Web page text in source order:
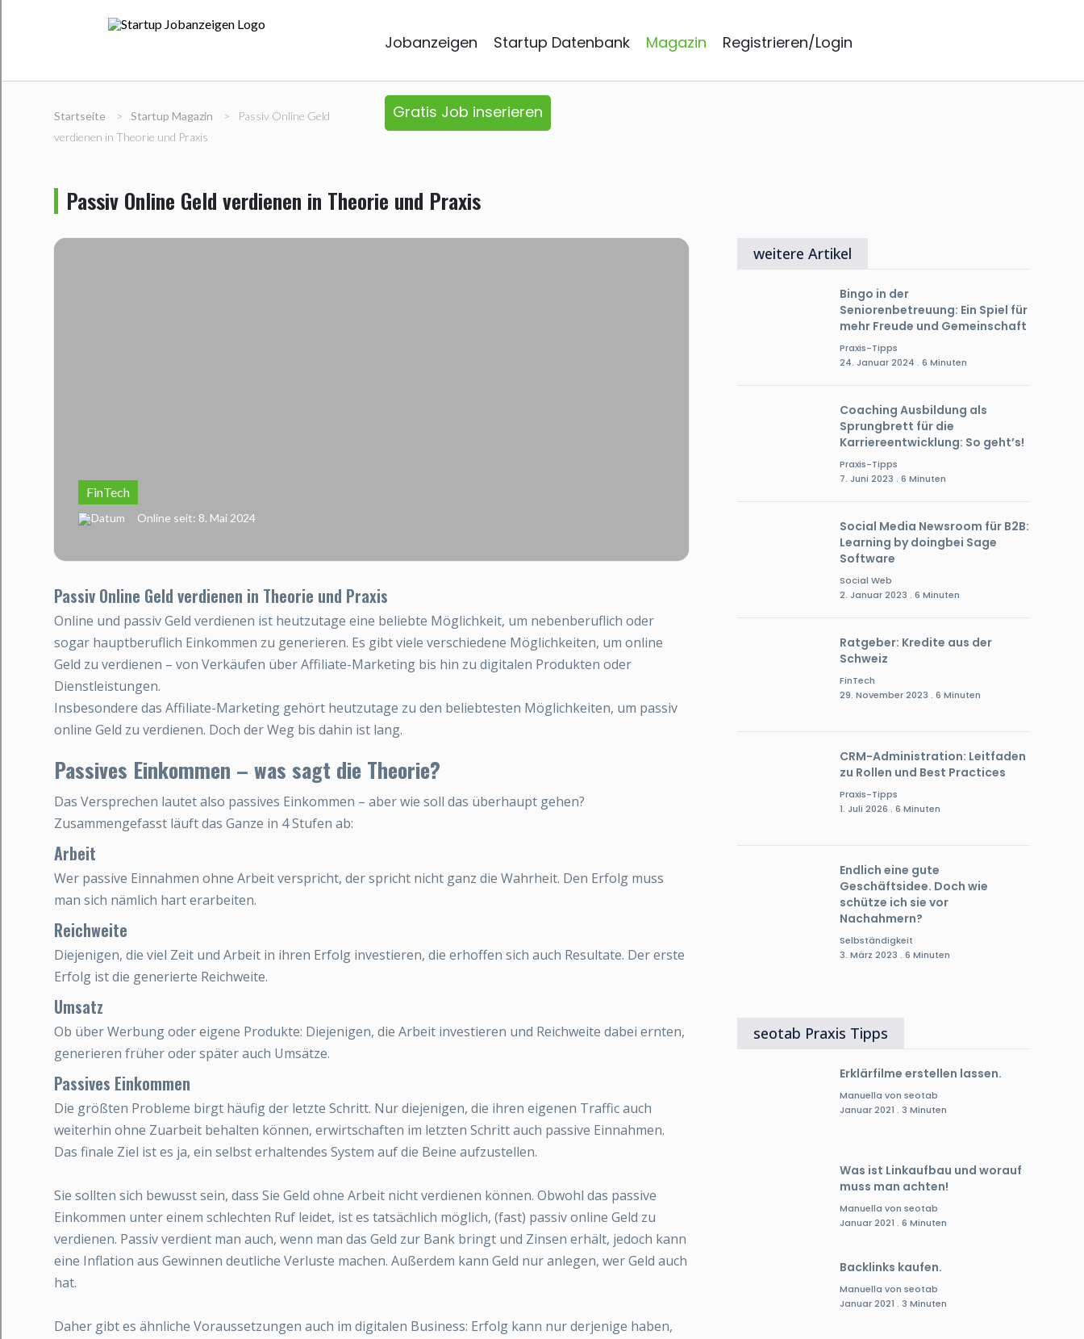
Jobanzeigen Startup Datenbank Magazin Registrieren/Login
Gratis Job inserieren
Startseite > Startup Magazin >
Passiv Online Geld
verdienen in Theorie und Praxis
Passiv Online Geld verdienen in Theorie und Praxis
FinTech
Online seit: 8. Mai 2024
Passiv Online Geld verdienen in Theorie und Praxis
Online und passiv Geld verdienen ist heutzutage eine beliebte Möglichkeit, um nebenberuflich oder
sogar hauptberuflich Einkommen zu generieren. Es gibt viele verschiedene Möglichkeiten, um online
Geld zu verdienen – von Verkäufen über Affiliate-Marketing bis hin zu digitalen Produkten oder
Dienstleistungen.
Insbesondere das Affiliate-Marketing gehört heutzutage zu den beliebtesten Möglichkeiten, um passiv
online Geld zu verdienen. Doch der Weg bis dahin ist lang.
Passives Einkommen – was sagt die Theorie?
Das Versprechen lautet also passives Einkommen – aber wie soll das überhaupt gehen?
Zusammengefasst läuft das Ganze in 4 Stufen ab:
Arbeit
Wer passive Einnahmen ohne Arbeit verspricht, der spricht nicht ganz die Wahrheit. Den Erfolg muss
man sich nämlich hart erarbeiten.
Reichweite
Diejenigen, die viel Zeit und Arbeit in ihren Erfolg investieren, die erhoffen sich auch Resultate. Der erste
Erfolg ist die generierte Reichweite.
Umsatz
Ob über Werbung oder eigene Produkte: Diejenigen, die Arbeit investieren und Reichweite dabei ernten,
generieren früher oder später auch Umsätze.
Passives Einkommen
Die größten Probleme birgt häufig der letzte Schritt. Nur diejenigen, die ihren eigenen Traffic auch
weiterhin ohne Zuarbeit behalten können, erwirtschaften im letzten Schritt auch passive Einnahmen.
Das finale Ziel ist es ja, ein selbst erhaltendes System auf die Beine aufzustellen.
Sie sollten sich bewusst sein, dass Sie Geld ohne Arbeit nicht verdienen können. Obwohl das passive
Einkommen unter einem schlechten Ruf leidet, ist es tatsächlich möglich, (fast) passiv online Geld zu
verdienen. Passiv verdient man auch, wenn man das Geld zur Bank bringt und Zinsen erhält, jedoch kann
eine Inflation aus Gewinnen deutliche Verluste machen. Außerdem kann Geld nur anlegen, wer Geld auch
hat.
Daher gibt es ähnliche Voraussetzungen auch im digitalen Business: Erfolg kann nur derjenige haben,
weitere Artikel
Bingo in der
Seniorenbetreuung: Ein Spiel für
mehr Freude und Gemeinschaft
Praxis-Tipps
24. Januar 2024 . 6 Minuten
Coaching Ausbildung als
Sprungbrett für die
Karriereentwicklung: So geht’s!
Praxis-Tipps
7. Juni 2023 . 6 Minuten
Social Media Newsroom für B2B:
Learning by doingbei Sage
Software
Social Web
2. Januar 2023 . 6 Minuten
Ratgeber: Kredite aus der
Schweiz
FinTech
29. November 2023 . 6 Minuten
CRM-Administration: Leitfaden
zu Rollen und Best Practices
Praxis-Tipps
1. Juli 2026 . 6 Minuten
Endlich eine gute
Geschäftsidee. Doch wie
schütze ich sie vor
Nachahmern?
Selbständigkeit
3. März 2023 . 6 Minuten
seotab Praxis Tipps
Erklärfilme erstellen lassen.
Manuella von seotab
Januar 2021 . 3 Minuten
Was ist Linkaufbau und worauf
muss man achten!
Manuella von seotab
Januar 2021 . 6 Minuten
Backlinks kaufen.
Manuella von seotab
Januar 2021 . 3 Minuten